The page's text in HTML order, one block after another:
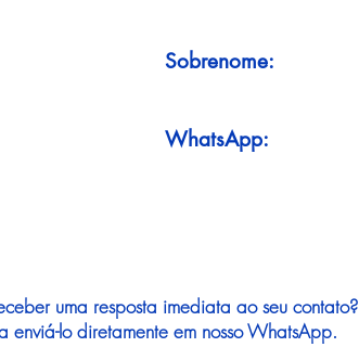
Sobrenome:
WhatsApp:
uma resposta imediata ao seu contato?
enviá-lo diretamente em nosso WhatsApp.